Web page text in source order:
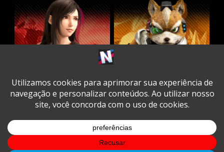
TwitterFacebook
Instagram
YoutubeSpotifyCookie
Policy
Copyright © All rights reserved.